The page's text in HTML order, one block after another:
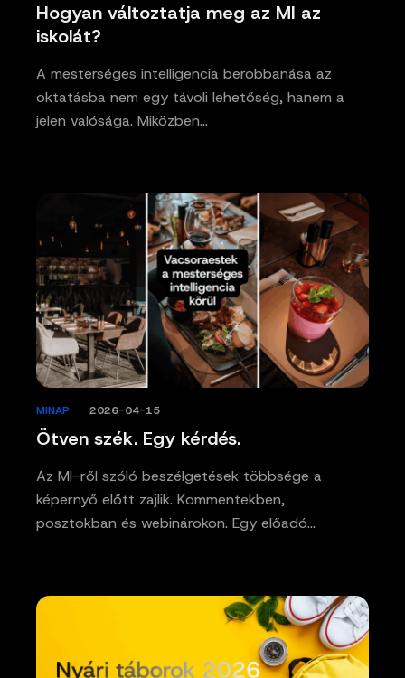
Hogyan változtatja meg az MI az
iskolát?
A mesterséges intelligencia berobbanása az
oktatásba nem egy távoli lehetőség, hanem a
jelen valósága. Miközben…
Ötven szék. Egy kérdés.
MINAP 2026-04-15
Az MI-ről szóló beszélgetések többsége a
képernyő előtt zajlik. Kommentekben,
posztokban és webinárokon. Egy előadó…